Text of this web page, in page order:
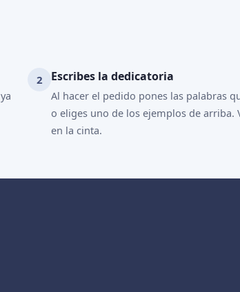
Escribes la dedicatoria
Al hacer el pedido pones las palabras
o eliges uno de los ejemplos de arriba.
en la cinta.